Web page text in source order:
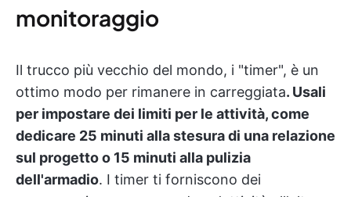
monitoraggio
Il trucco più vecchio del mondo, i "timer", è un
ottimo modo per rimanere in carreggiata. Usali
per impostare dei limiti per le attività, come
dedicare 25 minuti alla stesura di una relazione
sul progetto o 15 minuti alla pulizia
dell'armadio. I timer ti forniscono dei